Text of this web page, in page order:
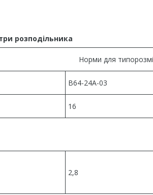
Норми для
В64-24А-03
16
2,8